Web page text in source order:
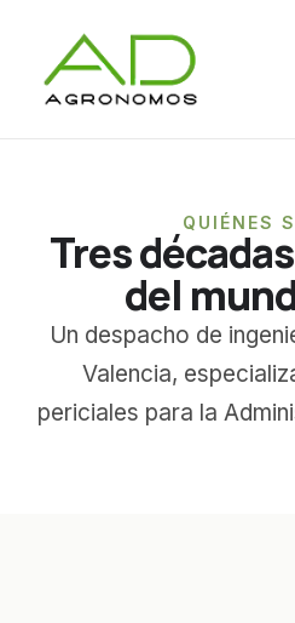
QUIÉNES
Tres
del
Un despacho de
Valencia,
periciales para la